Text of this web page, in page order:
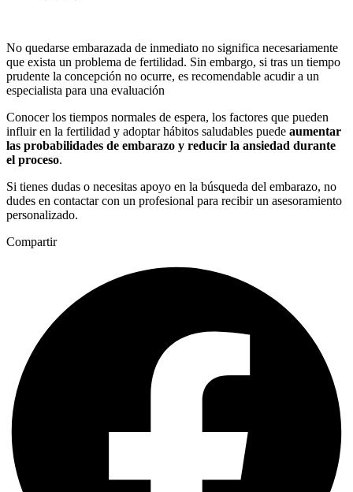
No quedarse embarazada de inmediato no significa necesariamente
que exista un problema de fertilidad. Sin embargo, si tras un tiempo
prudente la concepción no ocurre, es recomendable acudir a un
especialista para una evaluación
Conocer los tiempos normales de espera, los factores que pueden
influir en la fertilidad y adoptar hábitos saludables puede aumentar
las probabilidades de embarazo y reducir la ansiedad durante
el proceso.
Si tienes dudas o necesitas apoyo en la búsqueda del embarazo, no
dudes en contactar con un profesional para recibir un asesoramiento
personalizado.
Compartir